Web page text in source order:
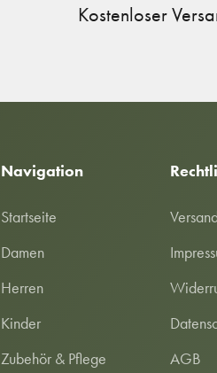
Kostenloser
Navigation
Startseite
Damen
Herren
Kinder
Zubehör & Pflege
AGB